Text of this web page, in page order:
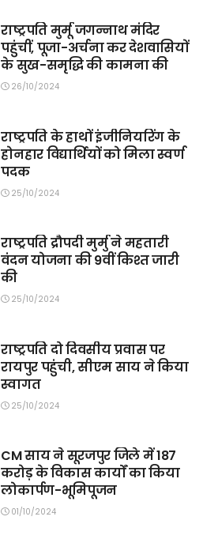
राष्ट्रपति मुर्मू जगन्नाथ मंदिर
पहुंचीं, पूजा-अर्चना कर देशवासियों
के सुख-समृद्धि की कामना की
26/10/2024
राष्ट्रपति के हाथों इंजीनियरिंग के
होनहार विद्यार्थियों को मिला स्वर्ण
पदक
25/10/2024
राष्ट्रपति द्रौपदी मुर्मु ने महतारी
वंदन योजना की 9वीं किश्त जारी
की
25/10/2024
राष्ट्रपति दो दिवसीय प्रवास पर
रायपुर पहुंची, सीएम साय ने किया
स्वागत
25/10/2024
CM साय ने सूरजपुर जिले में 187
करोड़ के विकास कार्यों का किया
लोकार्पण-भूमिपूजन
01/10/2024